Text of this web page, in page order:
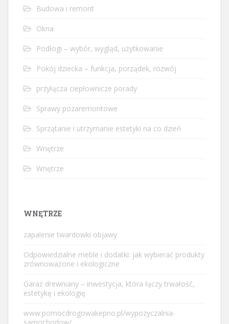
Budowa i remont
Okna
Podłogi – wybór, wygląd, użytkowanie
Pokój dziecka – funkcja, porządek, rozwój
przyłącza ciepłownicze porady
Sprawy pozaremontowe
Sprzątanie i utrzymanie estetyki na co dzień
Wnętrze
Wnętrze
WNĘTRZE
zapalenie twardowki objawy
Odpowiedzialne meble i dodatki: jak wybierać produkty
zrównoważone i ekologiczne
Garaż drewniany – inwestycja, która łączy trwałość,
estetykę i ekologię
www.pomocdrogowakepno.pl/wypozyczalnia-
samochodow/